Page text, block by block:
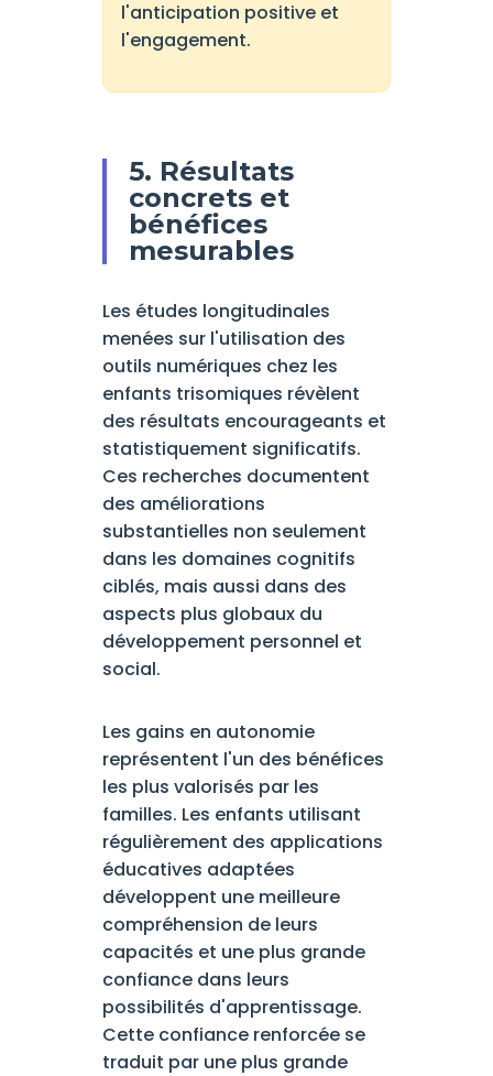
l'anticipation positive et
l'engagement.
5. Résultats
concrets et
bénéfices
mesurables
Les études longitudinales
menées sur l'utilisation des
outils numériques chez les
enfants trisomiques révèlent
des résultats encourageants et
statistiquement significatifs.
Ces recherches documentent
des améliorations
substantielles non seulement
dans les domaines cognitifs
ciblés, mais aussi dans des
aspects plus globaux du
développement personnel et
social.
Les gains en autonomie
représentent l'un des bénéfices
les plus valorisés par les
familles. Les enfants utilisant
régulièrement des applications
éducatives adaptées
développent une meilleure
compréhension de leurs
capacités et une plus grande
confiance dans leurs
possibilités d'apprentissage.
Cette confiance renforcée se
traduit par une plus grande